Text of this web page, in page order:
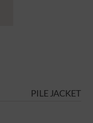
PILE JACKET